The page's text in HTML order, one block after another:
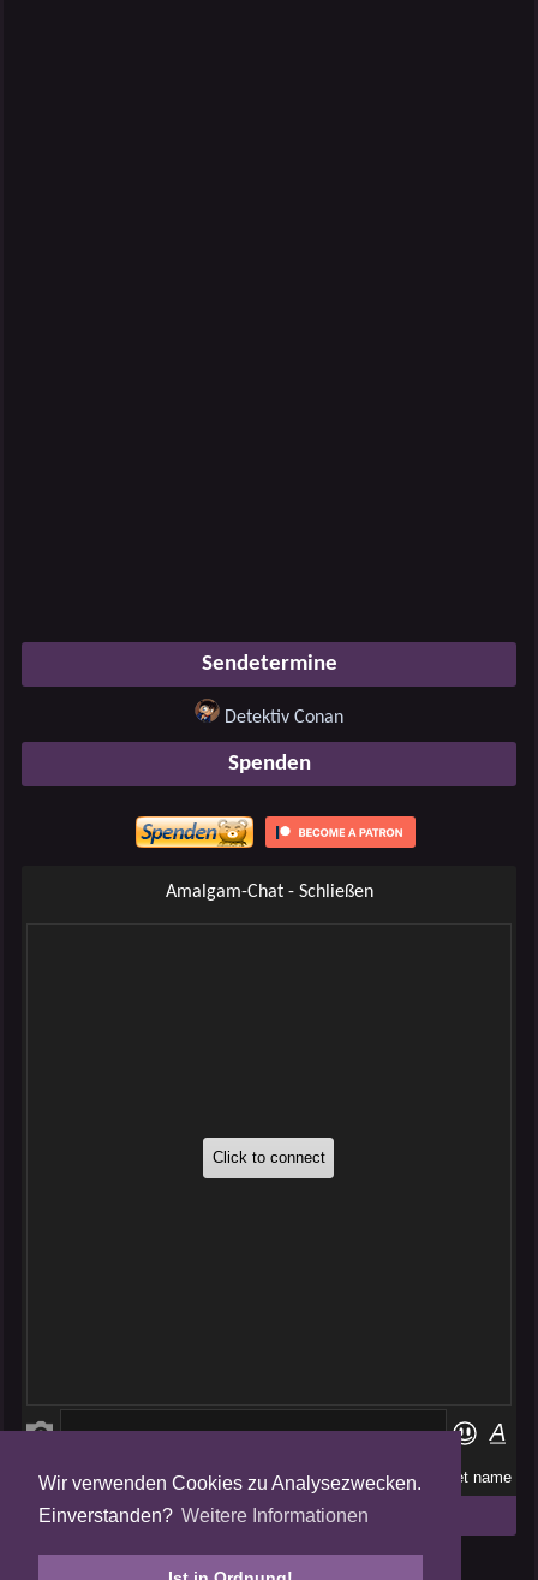
Wir verwenden Cookies zu Analysezwecken.
Einverstanden? Weitere Informationen
Sendetermine
Detektiv Conan
Spenden
Amalgam-Chat - Schließen
Folge uns auf
Tweets by AmalgamFansubs